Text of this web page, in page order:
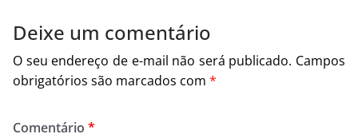
Deixe um comentário
O seu endereço de e-mail não será publicado. Campos
obrigatórios são marcados com *
Comentário *